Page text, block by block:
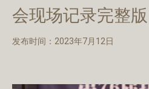
会现场记录完整版
发布时间：2023年7月12日